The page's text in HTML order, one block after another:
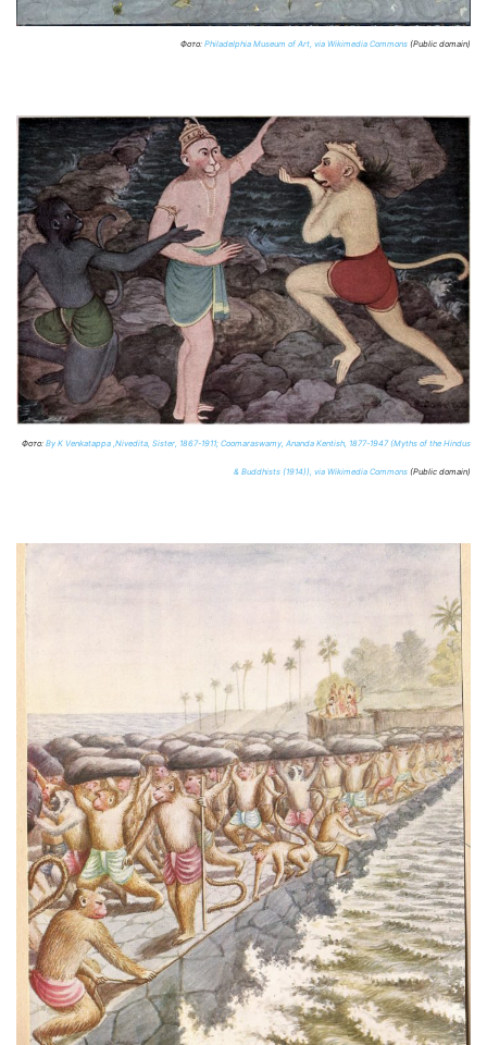
Фото: Philadelphia Museum of Art, via Wikimedia Commons (Public domain)
Фото: By K Venkatappa ,Nivedita, Sister, 1867-1911; Coomaraswamy, Ananda Kentish, 1877-1947 (Myths of the Hindus
& Buddhists (1914)), via Wikimedia Commons (Public domain)